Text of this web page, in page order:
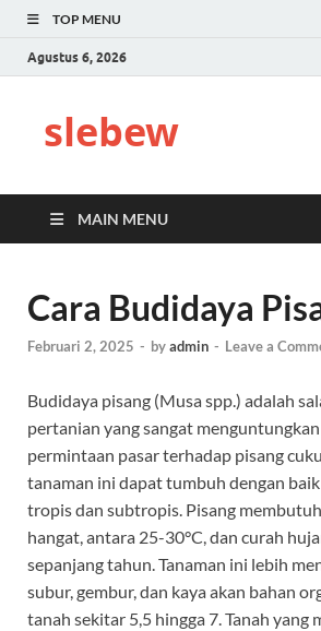
TOP MENU
Agustus 6, 2026
slebew
MAIN MENU
Cara Budidaya
Februari 2, 2025 - byadmin - Leave a
Budidaya pisang (Musa spp.) adalah
pertanian yang sangat
permintaan pasar terhadap pisang
tanaman ini dapat tumbuh dengan
tropis dan subtropis. Pisang
hangat, antara 25-30°C, dan curah
sepanjang tahun. Tanaman ini lebih
subur, gembur, dan kaya akan bahan
tanah sekitar 5,5 hingga 7. Tanah yang